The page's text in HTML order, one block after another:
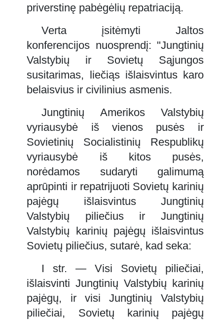
priverstinę pabėgėlių repatriaciją.
Verta įsitėmyti Jaltos
konferencijos nuosprendį: "Jungtinių
Valstybių ir Sovietų Sąjungos
susitarimas, liečiąs išlaisvintus karo
belaisvius ir civilinius asmenis.
Jungtinių Amerikos Valstybių
vyriausybė iš vienos pusės ir
Sovietinių Socialistinių Respublikų
vyriausybė iš kitos pusės,
norėdamos sudaryti galimumą
aprūpinti ir repatrijuoti Sovietų karinių
pajėgų išlaisvintus Jungtinių
Valstybių piliečius ir Jungtinių
Valstybių karinių pajėgų išlaisvintus
Sovietų piliečius, sutarė, kad seka:
I str. — Visi Sovietų piliečiai,
išlaisvinti Jungtinių Valstybių karinių
pajėgų, ir visi Jungtinių Valstybių
piliečiai, Sovietų karinių pajėgų